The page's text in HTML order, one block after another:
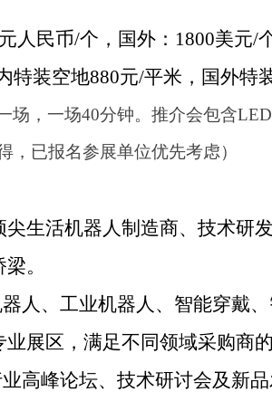
人民币/个，国外：1800美元/
特装空地880元/平米，国外特
场，一场40分钟。推介会包含LED
，已报名参展单位优先考虑）
生活机器人制造商、技术研
。
人、工业机器人、智能穿戴
展区，满足不同领域采购商
高峰论坛、技术研讨会及新